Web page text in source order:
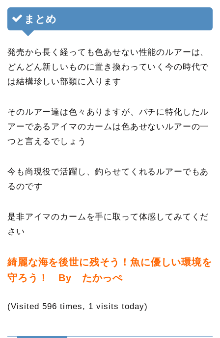
まとめ
発売から長く経っても色あせない性能のルアーは、
どんどん新しいものに置き換わっていく今の時代で
は結構珍しい部類に入ります
そのルアー達は色々ありますが、バチに特化したル
アーであるアイマのカームは色あせないルアーの一
つと言えるでしょう
今も尚現役で活躍し、釣らせてくれるルアーでもあ
るのです
是非アイマのカームを手に取って体感してみてくだ
さい
綺麗な海を後世に残そう！魚に優しい環境を
守ろう！ By たかっぺ
(Visited 596 times, 1 visits today)